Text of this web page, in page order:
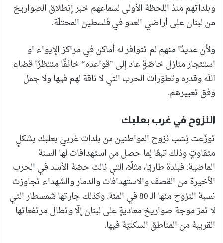
وبلداتهم منذ اللحظة الأولى لسماعهم خبر إنطلاق الصواريخ
من لبنان على أراضي العدو في فلسطين المحتلّة.
ولأن عديدًا منهم لم تتوافر له أماكن في مراكز الإيواء او
استئجار منازل خاصّةٍ عاد إلى ”قواعده“ خائفًا منتظرًا قضاء
الله وقدره وتطوّرات الحرب التي لا ناقة لهم فيها ولا جمل
وفق تعبيرهم.
النزوح في غرب بعلبك
توزّعت نِسَب نزوح المواطنين من بلدات غربيّ بعلبك بشكلٍ
متفاوتٍ وذلك تبعًا لِما حصل من استهدافات لها السنة
الماضية. فبلدة طاريّا، مثلًا، التي نالت حصّة الأسد في الحرب
الأخيرة من القصف والاستهدافات والدمار والشهداء تجاوزت
نسبة النزوح منها الـ 80 في المئة. وكذلك جارتها شمسطار التي
لا تمرّ موجة صواريخ معاديةٍ على لبنان إلّا وتطال مرتفعاتها
القريبة من المناطق السكنيّة فيها.